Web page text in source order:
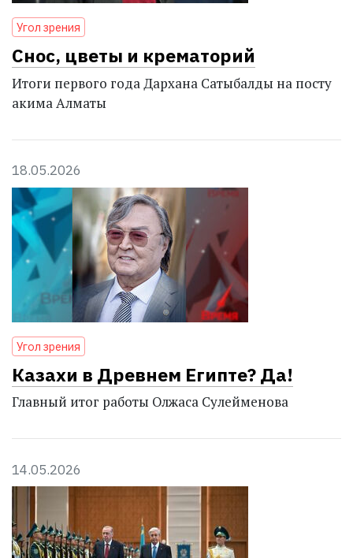
Угол зрения
Снос, цветы и крематорий
Итоги первого года Дархана Сатыбалды на посту
акима Алматы
18.05.2026
Угол зрения
Казахи в Древнем Египте? Да!
Главный итог работы Олжаса Сулейменова
14.05.2026